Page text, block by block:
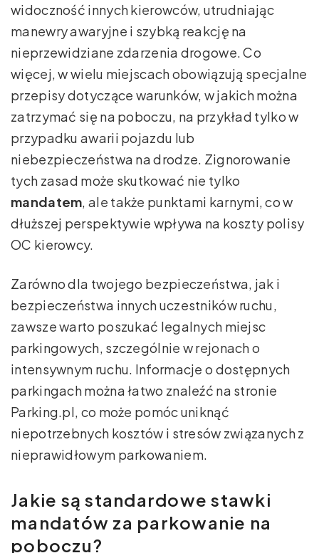
widoczność innych kierowców, utrudniając
manewry awaryjne i szybką reakcję na
nieprzewidziane zdarzenia drogowe. Co
więcej, w wielu miejscach obowiązują specjalne
przepisy dotyczące warunków, w jakich można
zatrzymać się na poboczu, na przykład tylko w
przypadku awarii pojazdu lub
niebezpieczeństwa na drodze. Zignorowanie
tych zasad może skutkować nie tylko
mandatem, ale także punktami karnymi, co w
dłuższej perspektywie wpływa na koszty polisy
OC kierowcy.
Zarówno dla twojego bezpieczeństwa, jak i
bezpieczeństwa innych uczestników ruchu,
zawsze warto poszukać legalnych miejsc
parkingowych, szczególnie w rejonach o
intensywnym ruchu. Informacje o dostępnych
parkingach można łatwo znaleźć na stronie
Parking.pl, co może pomóc uniknąć
niepotrzebnych kosztów i stresów związanych z
nieprawidłowym parkowaniem.
Jakie są standardowe stawki
mandatów za parkowanie na
poboczu?